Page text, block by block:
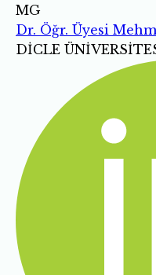
MG
Dr. Öğr. Üyesi
DİCLE